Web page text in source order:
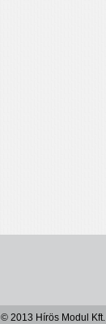
© 2013 Hírös Modul Kft.